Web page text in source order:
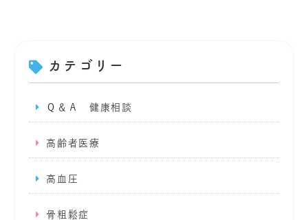
カテゴリー
Ｑ＆Ａ 健康相談
高齢者医療
高血圧
骨粗鬆症